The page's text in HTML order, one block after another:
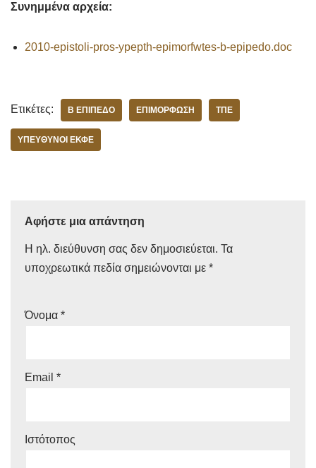
Συνημμένα αρχεία:
2010-epistoli-pros-ypepth-epimorfwtes-b-epipedo.doc
Ετικέτες: Β ΕΠΊΠΕΔΟ ΕΠΙΜΌΡΦΩΣΗ ΤΠΕ
ΥΠΕΎΘΥΝΟΙ ΕΚΦΕ
Αφήστε μια απάντηση
Η ηλ. διεύθυνση σας δεν δημοσιεύεται. Τα
υποχρεωτικά πεδία σημειώνονται με *
Όνομα *
Email *
Ιστότοπος